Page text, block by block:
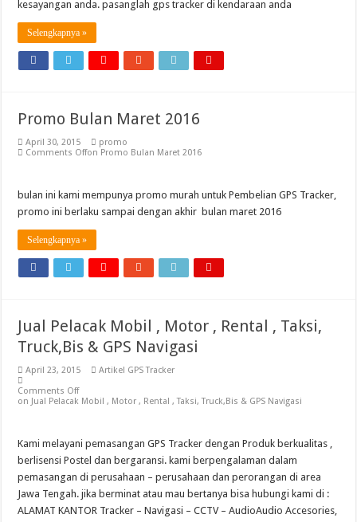
PROMO Special s.d 30 April 2015!
kesayangan anda. pasanglah gps tracker di kendaraan anda
Selengkapnya »
Promo Bulan Maret 2016
April 30, 2015
promo
Comments Offon Promo Bulan Maret 2016
bulan ini kami mempunya promo murah untuk Pembelian GPS Tracker,
promo ini berlaku sampai dengan akhir bulan maret 2016
Selengkapnya »
Jual Pelacak Mobil , Motor , Rental , Taksi,
Truck,Bis & GPS Navigasi
April 23, 2015
Artikel GPS Tracker
Comments Off
on Jual Pelacak Mobil , Motor , Rental , Taksi, Truck,Bis & GPS Navigasi
Kami melayani pemasangan GPS Tracker dengan Produk berkualitas ,
berlisensi Postel dan bergaransi. kami berpengalaman dalam
pemasangan di perusahaan – perusahaan dan perorangan di area
Jawa Tengah. jika berminat atau mau bertanya bisa hubungi kami di :
ALAMAT KANTOR Tracker – Navigasi – CCTV – AudioAudio Accesories,